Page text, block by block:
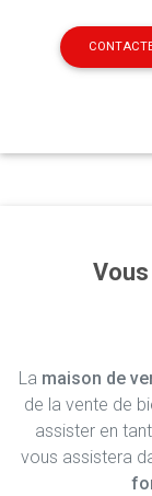
La maison de
de la vente de
assister en
vous assistera